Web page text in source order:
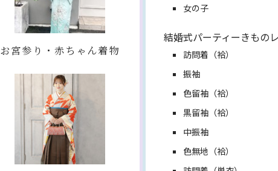
お宮参り・赤ちゃん着物
女の子
結婚式パーティーきもの
訪問着（袷）
振袖
色留袖（袷）
黒留袖（袷）
中振袖
色無地（袷）